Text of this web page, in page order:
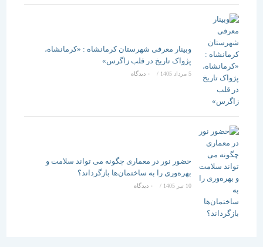
وبینار معرفی شهرستان کرمانشاه : «کرمانشاه،
پژواک تاریخ در قلب زاگرس»
5 مرداد 1405 / ۰ دیدگاه
حضور نور در معماری چگونه می تواند سلامت و
بهره‌وری را به ساختمان‌ها بازگرداند؟
/ ۰ دیدگاه